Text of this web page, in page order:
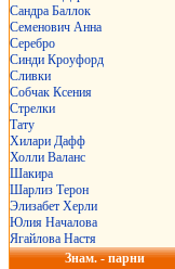
Сандра Баллок
Семенович Анна
Серебро
Синди Кроуфорд
Сливки
Собчак Ксения
Стрелки
Тату
Хилари Дафф
Холли Валанс
Шакира
Шарлиз Терон
Элизабет Херли
Юлия Началова
Ягайлова Настя
Знам. - парни